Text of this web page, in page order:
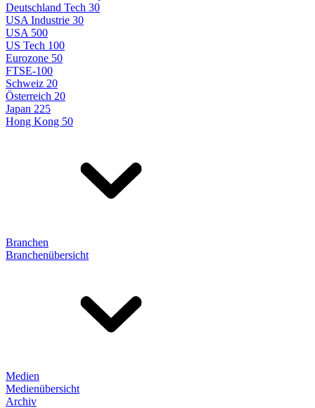
Deutschland Tech 30
USA Industrie 30
USA 500
US Tech 100
Eurozone 50
FTSE-100
Schweiz 20
Österreich 20
Japan 225
Hong Kong 50
Branchen
Branchenübersicht
Medien
Medienübersicht
Archiv